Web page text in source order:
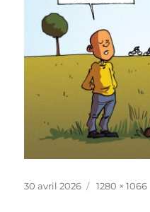
Publié
30 avril 2026
Taille
1280 × 1066